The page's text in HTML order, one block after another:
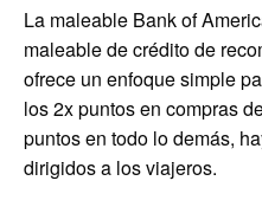
La maleable Bank of
maleable de crédito de
ofrece un enfoque simple
los 2x puntos en compras
puntos en todo lo demás,
dirigidos a los viajeros.